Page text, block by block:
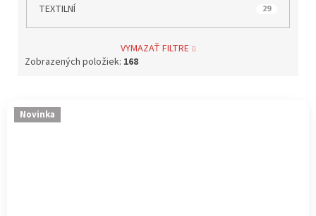
TEXTILNÍ 29
VYMAZAŤ FILTRE
Zobrazených položiek: 168
V Novinka